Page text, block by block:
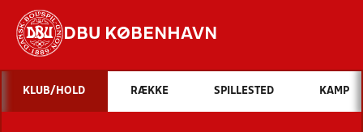
DBU KØBENHAVN
Hvad vil du søge efter?
INDHOLD OG NYHEDER
KLUB/HOLD RÆKKE SPILLESTED KAMP